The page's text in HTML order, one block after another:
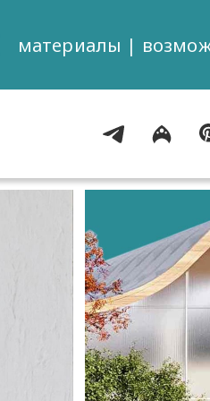
материалы |